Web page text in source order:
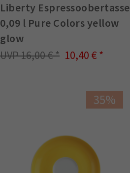
Liberty Espressoobertasse
0,09 l Pure Colors yellow
glow
16,00 €
10,40 €
35%